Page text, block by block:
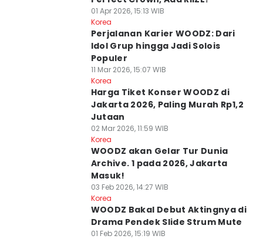
01 Apr 2026, 15:13 WIB
Korea
Perjalanan Karier WOODZ: Dari
Idol Grup hingga Jadi Solois
Populer
11 Mar 2026, 15:07 WIB
Korea
Harga Tiket Konser WOODZ di
Jakarta 2026, Paling Murah Rp1,2
Jutaan
02 Mar 2026, 11:59 WIB
Korea
WOODZ akan Gelar Tur Dunia
Archive. 1 pada 2026, Jakarta
Masuk!
03 Feb 2026, 14:27 WIB
Korea
WOODZ Bakal Debut Aktingnya di
Drama Pendek Slide Strum Mute
01 Feb 2026, 15:19 WIB